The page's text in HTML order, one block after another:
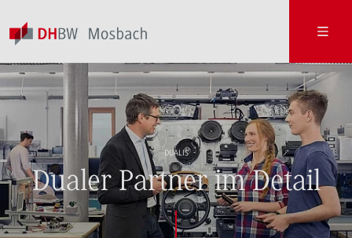
DUALIS
Dualer Partner im Detail